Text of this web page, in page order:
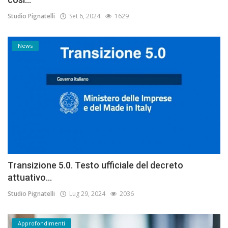
Studio Pignatelli Set 6, 2024 1629
News
Transizione 5.0. Testo ufficiale del decreto
attuativo...
Studio Pignatelli Lug 29, 2024 2036
Approfondimenti